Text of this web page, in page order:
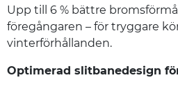
Upp till 6 % bättre
föregångaren – för tryggare
vinterförhållanden.
Optimerad slitbanedesign